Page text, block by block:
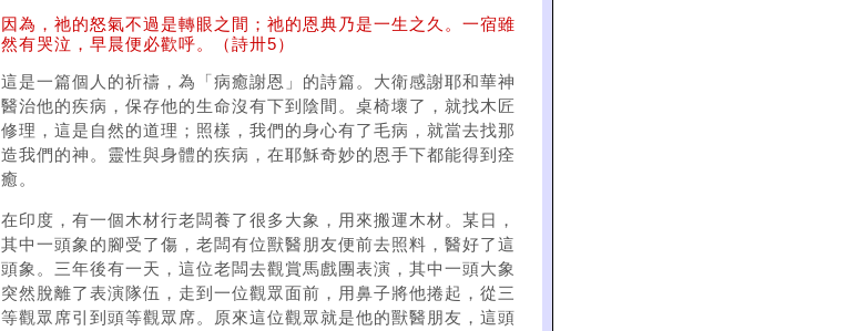
因為，祂的怒氣不過是轉眼之間；祂的恩典乃是一生之久。一宿雖
然有哭泣，早晨便必歡呼。（詩卅5）
這是一篇個人的祈禱，為「病癒謝恩」的詩篇。大衛感謝耶和華神
醫治他的疾病，保存他的生命沒有下到陰間。桌椅壞了，就找木匠
修理，這是自然的道理；照樣，我們的身心有了毛病，就當去找那
造我們的神。靈性與身體的疾病，在耶穌奇妙的恩手下都能得到痊
癒。
在印度，有一個木材行老闆養了很多大象，用來搬運木材。某日，
其中一頭象的腳受了傷，老闆有位獸醫朋友便前去照料，醫好了這
頭象。三年後有一天，這位老闆去觀賞馬戲團表演，其中一頭大象
突然脫離了表演隊伍，走到一位觀眾面前，用鼻子將他捲起，從三
等觀眾席引到頭等觀眾席。原來這位觀眾就是他的獸醫朋友，這頭